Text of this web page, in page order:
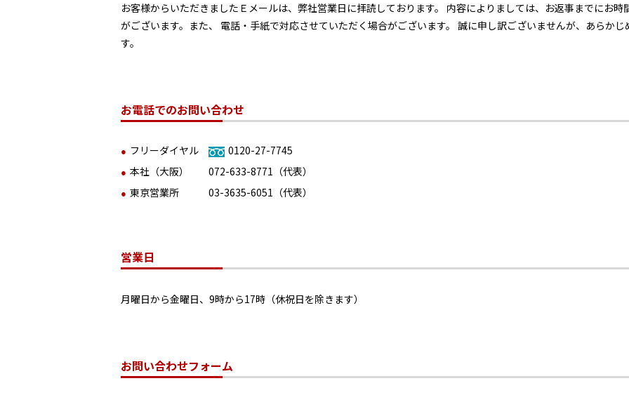
お客様からいただきましたＥメールは、弊社営業日に拝読しております。 内容によりましては、お返事までにお
がございます。また、 電話・手紙で対応させていただく場合がございます。 誠に申し訳ございませんが、あらか
す。
お電話でのお問い合わせ
フリーダイヤル
0120-27-7745
本社（大阪） 072-633-8771 （代表）
東京営業所 03-3635-6051 （代表）
営業日
月曜日から金曜日、9時から17時（休祝日を除きます）
お問い合わせフォーム